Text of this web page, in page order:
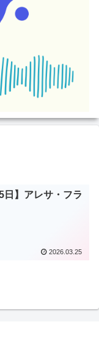
日】アレサ・フラ
2026.03.25